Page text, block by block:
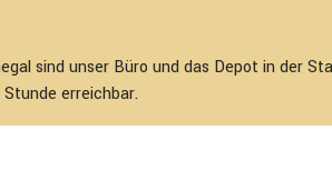
sind unser Büro und das Depot in der
erreichbar.